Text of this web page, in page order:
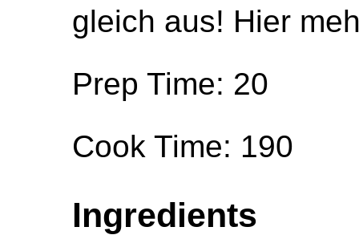
gleich aus! Hier
Prep Time: 20
Cook Time: 190
Ingredients